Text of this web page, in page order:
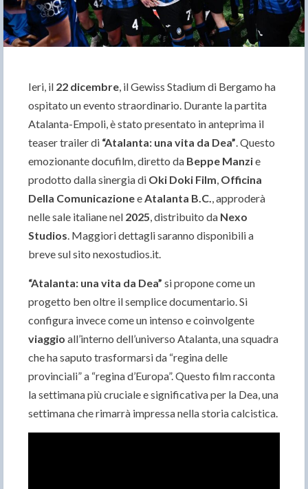
Ieri, il 22 dicembre, il Gewiss Stadium di Bergamo ha
ospitato un evento straordinario. Durante la partita
Atalanta-Empoli, è stato presentato in anteprima il
teaser trailer di “Atalanta: una vita da Dea”. Questo
emozionante docufilm, diretto da Beppe Manzie
prodotto dalla sinergia di Oki Doki Film, Officina
Della ComunicazioneeAtalanta B.C., approderà
nelle sale italiane nel 2025, distribuito da Nexo
Studios. Maggiori dettagli saranno disponibili a
breve sul sito nexostudios.it.
“Atalanta: una vita da Dea” si propone come un
progetto ben oltre il semplice documentario. Si
configura invece come un intenso e coinvolgente
viaggio all’interno dell’universo Atalanta, una squadra
che ha saputo trasformarsi da “regina delle
provinciali” a “regina d’Europa”. Questo film racconta
la settimana più cruciale e significativa per la Dea, una
settimana che rimarrà impressa nella storia calcistica.